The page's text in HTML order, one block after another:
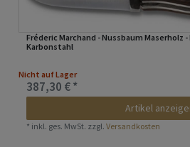
Fréderic Marchand - Nussbaum Maserholz -
Karbonstahl
Nicht auf Lager
387,30 € *
Artikel
* inkl. ges. MwSt. zzgl.Versandkosten